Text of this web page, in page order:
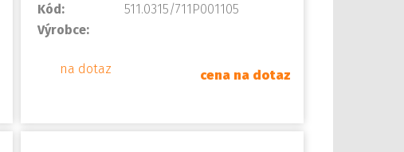
Kód:
511.0315/711P001105
Výrobce:
na dotaz cena na dotaz